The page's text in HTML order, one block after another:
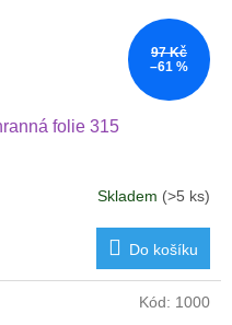
97 Kč
–61 %
folie 315
Skladem (>5 ks)
Do košíku
Kód: 1000